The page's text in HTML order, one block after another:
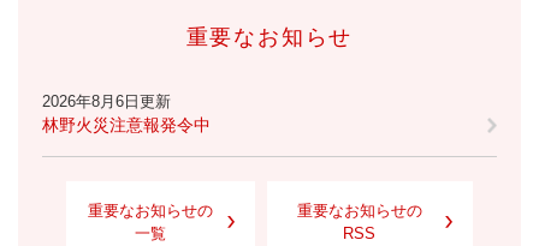
重要なお知らせ
2026年8月6日更新
林野火災注意報発令中
重要なお知らせの
一覧
重要なお知らせの
RSS